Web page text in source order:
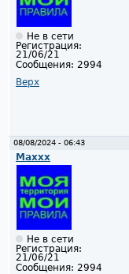
Не в сети
Регистрация:
21/06/21
Сообщения: 2994
Верх
08/08/2024 - 06:43
Maxxx
Не в сети
Регистрация:
21/06/21
Сообщения: 2994